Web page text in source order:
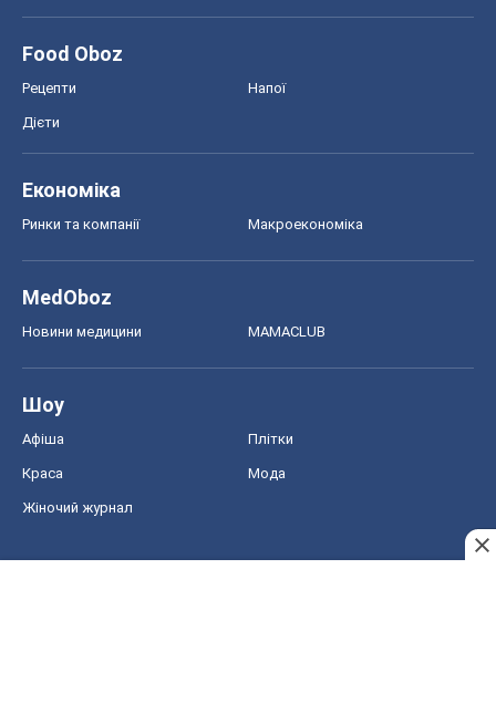
Food Oboz
Рецепти Напої
Дієти
Економіка
Ринки та компанії Макроекономіка
MedOboz
Новини медицини MAMACLUB
Шоу
Афіша Плітки
Краса Мода
Жіночий журнал